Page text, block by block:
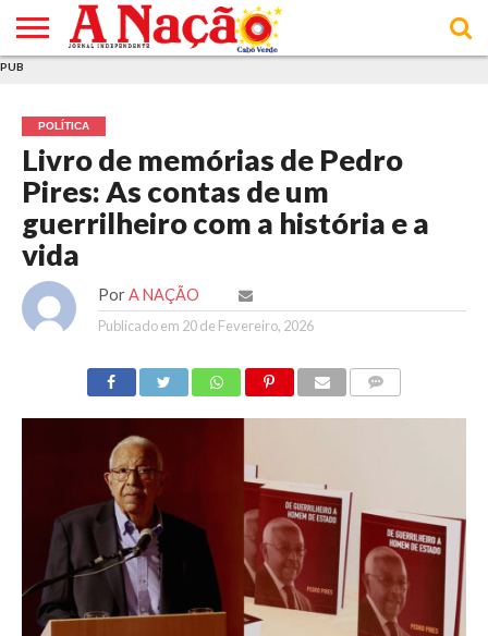
E DE
COOKIES
DE
UTILIZAÇÃO
PUB
POLÍTICA
Livro de memórias de Pedro
Pires: As contas de um
guerrilheiro com a história e a
vida
Por A NAÇÃO
Publicado em 20 de Fevereiro, 2026